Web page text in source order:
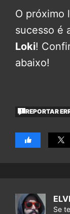
O próximo
sucesso é
Loki!
abaixo!
REPORTAR
Se